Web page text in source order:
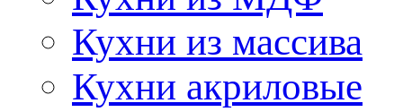
Кухни из массива
Кухни акриловые